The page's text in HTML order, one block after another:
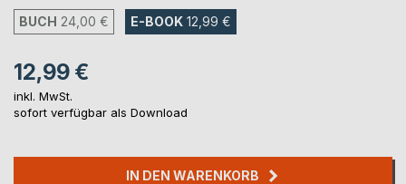
BUCH 24,00 € E-BOOK 12,99 €
12,99 €
inkl. MwSt.
sofort verfügbar als Download
IN DEN WARENKORB